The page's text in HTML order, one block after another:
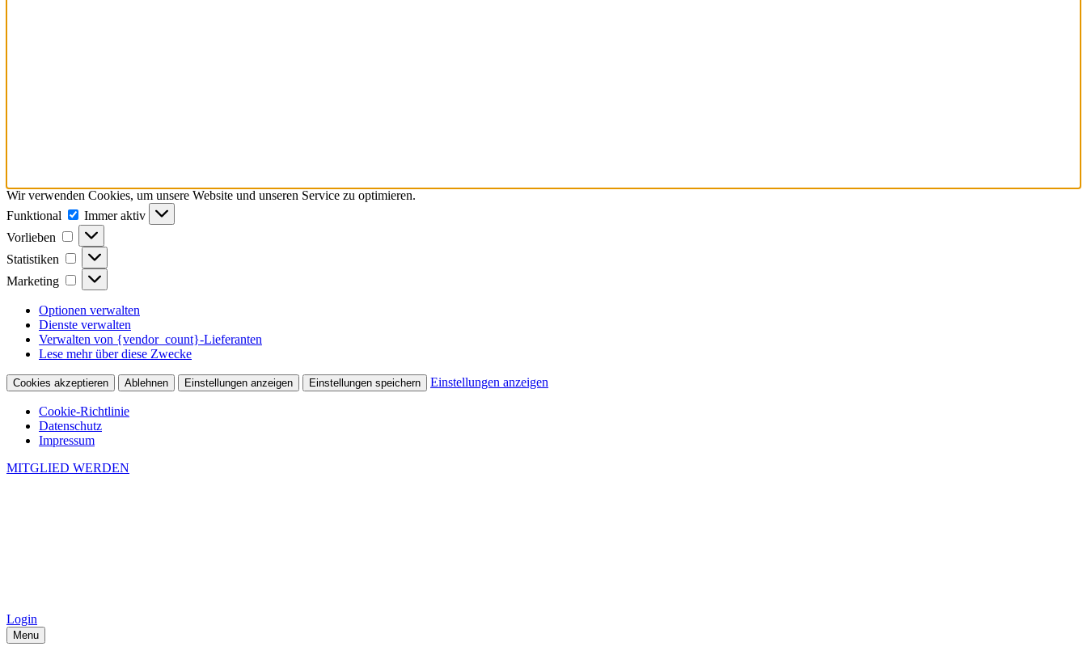
Wir verwenden Cookies, um unsere Website und unseren Service zu optimieren.
Funktional
Funktional
Immer aktiv
Vorlieben
Vorlieben
Statistiken Statistiken
Marketing Marketing
Optionen verwalten
Dienste verwalten
Verwalten von {vendor_count}-Lieferanten
Lese mehr über diese Zwecke
Cookies akzeptieren Ablehnen Einstellungen anzeigen Einstellungen speichern Einstellungen anzeigen
Cookie-Richtlinie
Datenschutz
Impressum
MITGLIED WERDEN
Login
Menu